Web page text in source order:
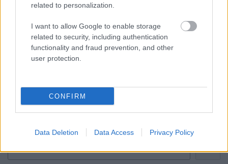
related to personalization.
I want to allow Google to enable storage
related to security, including authentication
functionality and fraud prevention, and other
user protection.
CONFIRM
Data Deletion Data Access Privacy Policy
Hogyan formáld az alakod 50
fölött? Testreszabott tanácsok
az érettebb korosztálynak